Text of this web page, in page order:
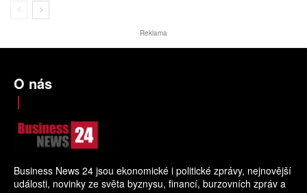
Reklama
O nás
Business News 24 jsou ekonomické i politické zprávy, nejnovější
události, novinky ze světa byznysu, financí, burzovních zpráv a